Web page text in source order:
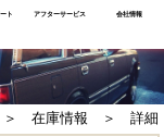
ト アフターサービス 会社情報
＞ 在庫情報 ＞ 詳細